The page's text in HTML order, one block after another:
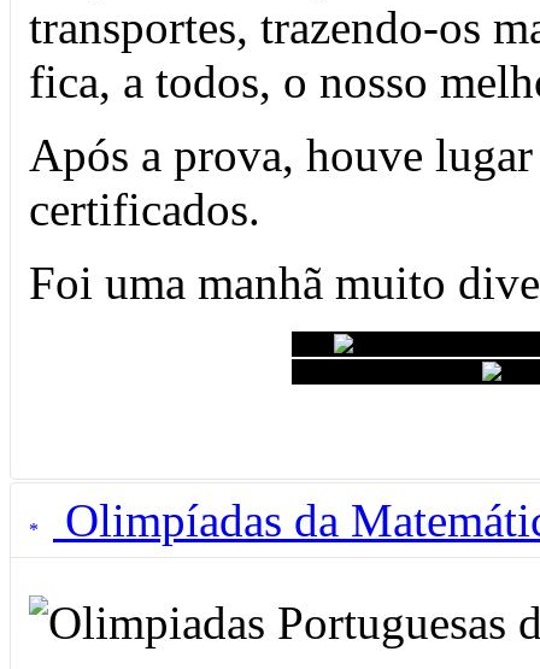
transportes, trazendo-os
fica, a todos, o nosso
Após a prova, houve
certificados.
Foi uma manhã muito
Olimpíadas da